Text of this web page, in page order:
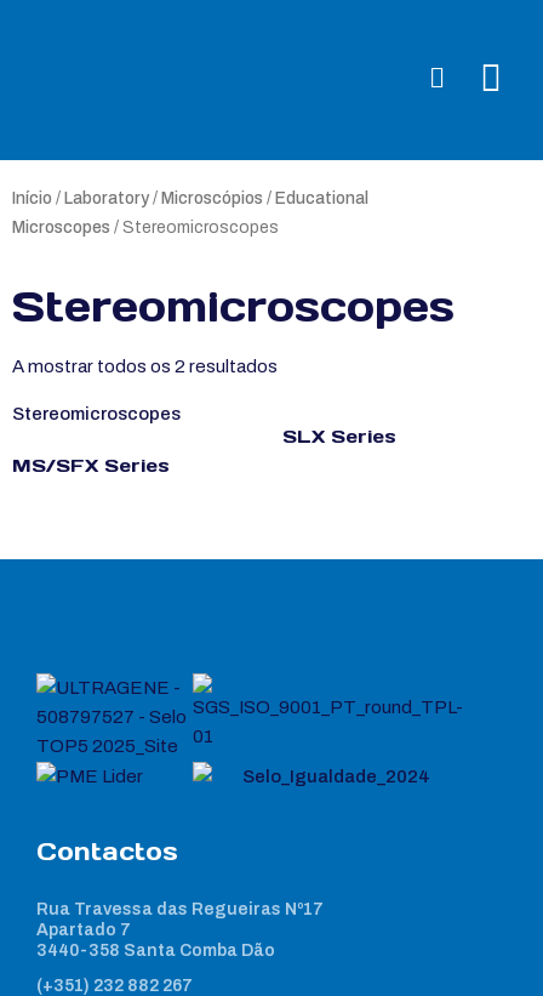
Início / Laboratory / Microscópios / Educational
Microscopes / Stereomicroscopes
Stereomicroscopes
A mostrar todos os 2 resultados
Stereomicroscopes
MS/SFX Series
SLX Series
Contactos
Rua Travessa das Regueiras Nº17
Apartado 7
3440-358 Santa Comba Dão
(+351) 232 882 267